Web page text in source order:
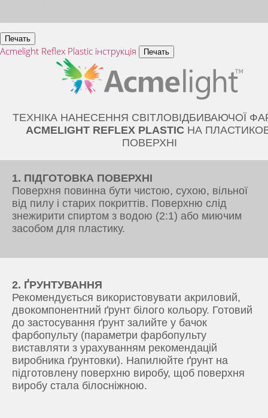
Acmelight Reflex Plastic інструкція
ТЕХНІКА НАНЕСЕННЯ СВІТЛОВІДБИВАЮЧОЇ
ACMELIGHT REFLEX PLASTIC НА
ПОВЕРХНІ
1. ПІДГОТОВКА ПОВЕРХНІ
Поверхня повинна бути чистою, сухою, вільної
від пилу і старих покриттів. Поверхню слід
знежирити спиртом з водою (2:1) або миючим
засобом для пластику.
2. ҐРУНТУВАННЯ
Рекомендується використовувати акриловий,
двокомпонентний ґрунт білого кольору. Готовий
до застосування ґрунт залийте у бачок
фарбопульту (параметри фарбопульту
виставляти з урахуванням рекомендацій
виробника ґрунтовки). Напилюйте ґрунт на
підготовлену поверхню виробу, щоб поверхня
виробу стала білосніжною.